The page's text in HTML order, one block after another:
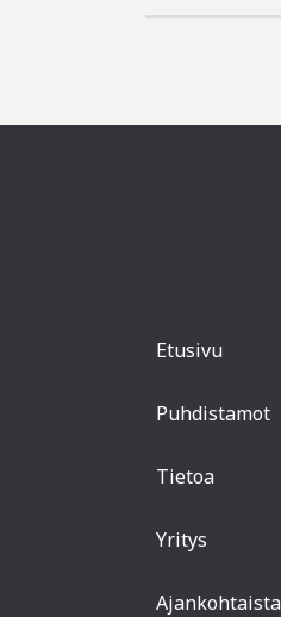
Etusivu
Puhdistamot
Tietoa
Yritys
Ajankohtaista